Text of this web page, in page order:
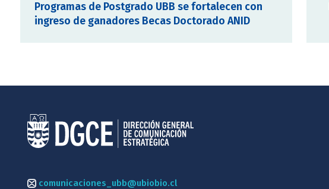
Programas de Postgrado UBB se fortalecen con
ingreso de ganadores Becas Doctorado ANID
comunicaciones_ubb@ubiobio.cl